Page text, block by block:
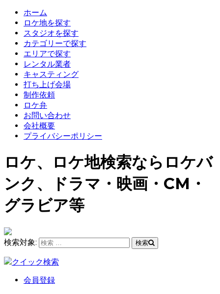
ホーム
ロケ地を探す
スタジオを探す
カテゴリーで探す
エリアで探す
レンタル業者
キャスティング
打ち上げ会場
制作依頼
ロケ弁
お問い合わせ
会社概要
プライバシーポリシー
ロケ、ロケ地検索ならロケバ
ンク、ドラマ・映画・CM・
グラビア等
検索対象: 検索
クイック検索
会員登録